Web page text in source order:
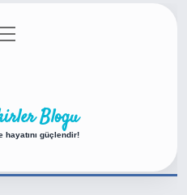
Blogu
hayatını güçlendir!